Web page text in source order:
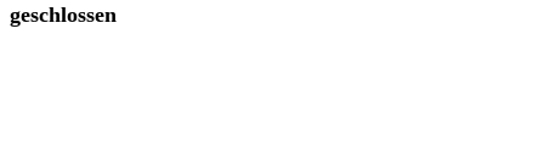
geschlossen